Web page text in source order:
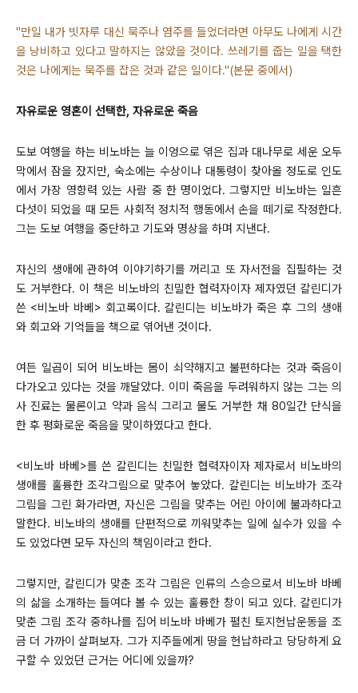
"만일 내가 빗자루 대신 묵주나 염주를 들었더라면 아무도 나에게 시간
을 낭비하고 있다고 말하지는 않았을 것이다. 쓰레기를 줍는 일을 택한
것은 나에게는 묵주를 잡은 것과 같은 일이다."(본문 중에서)
자유로운 영혼이 선택한, 자유로운 죽음
도보 여행을 하는 비노바는 늘 이엉으로 엮은 집과 대나무로 세운 오두
막에서 잠을 잤지만, 숙소에는 수상이나 대통령이 찾아올 정도로 인도
에서 가장 영향력 있는 사람 중 한 명이었다. 그렇지만 비노바는 일흔
다섯이 되었을 때 모든 사회적 정치적 행동에서 손을 떼기로 작정한다.
그는 도보 여행을 중단하고 기도와 명상을 하며 지낸다.
자신의 생애에 관하여 이야기하기를 꺼리고 또 자서전을 집필하는 것
도 거부한다. 이 책은 비노바의 친밀한 협력자이자 제자였던 칼린디가
쓴 <비노바 바베> 회고록이다. 칼린디는 비노바가 죽은 후 그의 생애
와 회고와 기억들을 책으로 엮어낸 것이다.
여든 일곱이 되어 비노바는 몸이 쇠약해지고 불편하다는 것과 죽음이
다가오고 있다는 것을 깨달았다. 이미 죽음을 두려워하지 않는 그는 의
사 진료는 물론이고 약과 음식 그리고 물도 거부한 채 80일간 단식을
한 후 평화로운 죽음을 맞이하였다고 한다.
<비노바 바베>를 쓴 칼린디는 친밀한 협력자이자 제자로서 비노바의
생애를 훌륭한 조각그림으로 맞추어 놓았다. 칼린디는 비노바가 조각
그림을 그린 화가라면, 자신은 그림을 맞추는 어린 아이에 불과하다고
말한다. 비노바의 생애를 단편적으로 끼워맞추는 일에 실수가 있을 수
도 있었다면 모두 자신의 책임이라고 한다.
그렇지만, 칼린디가 맞춘 조각 그림은 인류의 스승으로서 비노바 바베
의 삶을 소개하는 들여다 볼 수 있는 훌륭한 창이 되고 있다. 칼린디가
맞춘 그림 조각 중하나를 집어 비노바 바베가 펼친 토지헌납운동을 조
금 더 가까이 살펴보자. 그가 지주들에게 땅을 헌납하라고 당당하게 요
구할 수 있었던 근거는 어디에 있을까?